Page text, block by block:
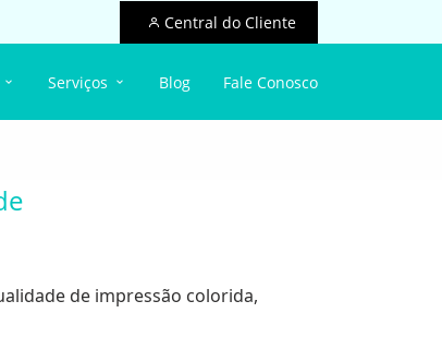
Central do Cliente
Serviços Blog Fale Conosco
de impressão colorida,